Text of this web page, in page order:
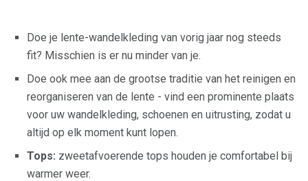
Doe je lente-wandelkleding van vorig jaar nog steeds
fit? Misschien is er nu minder van je.
Doe ook mee aan de grootse traditie van het reinigen en
reorganiseren van de lente - vind een prominente plaats
voor uw wandelkleding, schoenen en uitrusting, zodat u
altijd op elk moment kunt lopen.
Tops: zweetafvoerende tops houden je comfortabel bij
warmer weer.